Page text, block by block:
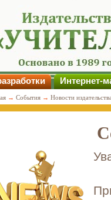
Интернет-
→ События → Новости